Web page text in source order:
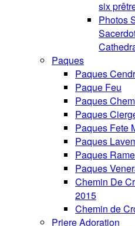
six
Photos
Paques
Paques
Paque Feu
Paques
Paques
Paques Fete
Paques
Paques
Paques
Chemin De
2015
Chemin de
Priere Adoration